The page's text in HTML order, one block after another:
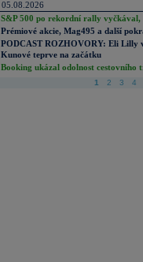
05.08.2026
S&P 500 po rekordní rally vyčkával,
Prémiové akcie, Mag495 a další
PODCAST ROZHOVORY: Eli Lilly
Kunové teprve na začátku
Booking ukázal odolnost cestovního
1 2 3 4